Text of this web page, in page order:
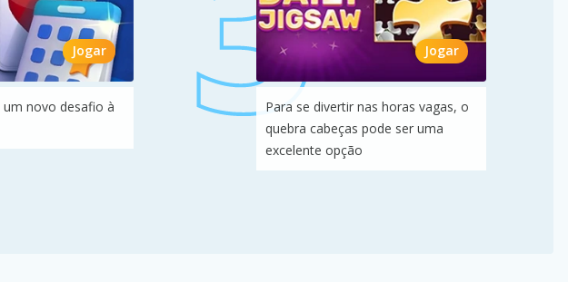
Jogar
novo desafio à
Jogar
Para se divertir nas horas vagas, o
quebra cabeças pode ser uma
excelente opção